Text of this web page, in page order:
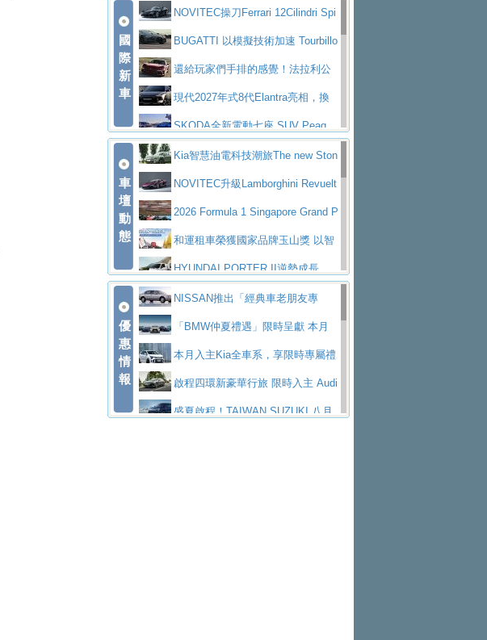
下旬問世！2024第六屆ISUZU運轉職人挑戰賽
首度前進南台灣熱烈開戰
豪華電能休旅新星 Audi Q4 Sportba
ck 55 e-tron S lineScania Taiwan 逆風而行，加深力
道投資布局
升
MATIC Electric 登場
奢華與科技大躍進，MAZDA全新3
代CX-5全方位進化提前亮相並展開預售94.9
萬起
馬自達公布 2027 年式 MX-5 更
新，新增 Yakudo 特別版
Skoda Peaq 發表全新電動動力系
統 最長續航逾 640 公里、支援雙向供電
BMW M2 首度導入 xDrive 四驅，
美國與瑞士需求成關鍵推手
The all-new T-Roc 魅力 自成焦點
Maserati GT2 Stradale「Tribute to
MC12」全球首度亮相
迎接 RANGE ROVER 品牌家族第
五位成員 全新 RANGE ROVER GT 預告登
場
造型華麗時尚、科技座艙再進化，P
eugeot 208小改款發表上市94.8萬起
國
際
新
車
NOVITEC操刀Ferrari 12Cilindri Spi
der 碳纖維空力、鍛造輪圈與Inconel排氣
上身
BUGATTI 以模擬技術加速 Tourbillo
n 動態開發還給玩家們手排的感覺！法拉利公
布12Cilidri Manaule手排超跑產品細節
現代2027年式8代Elantra亮相，換
裝更銳利的造型、更先進的資訊娛樂系統及
更高效的動力
SKODA全新電動七座 SUV Peaq
問世，擁有品牌史上最寬敞且豪華的座艙
AUDI推出首款高性能油電超跑Nuvo
lari，0到100公里加速2.6秒、極速350公里
／小時
百年三叉戟傳奇再啟程 Maserati 重
返 1000 Miglia 傳承競速榮耀
法拉利首款純電跑車Luce亮相，最
大馬力超過1000匹並具備530公里最大續航
里程
小車大空間、座艙科技更先進，SK
ODA發表全新純電跨界休旅Eipq祭平民化車
價89萬起
賓士AMG.EA專屬平台首作，Merc
edes-AMG 全新GT 4-Door Coupe全球首發
福斯推出首款GTI純電性能掀背ID.
Polo GTI，擁有226匹馬力和零百加速 6.8
秒的實力
Jaguar 公布四門 GT車款正式車名
為JAGUAR TYPE 01
終於跟上進度，LEXUS發表首款三
排六座純電旗艦休旅 TZ
有錢也買不到的Golf R！福斯打造
全新Golf R 24h賽車將挑戰紐柏林24小時耐
SKODA公布全新小型純電跨界休旅
車
壇
動
態
Kia智慧油電科技潮旅The new Ston
ic 1-7月累計銷量創歷史新高
NOVITEC升級Lamborghini Revuelt
o 綜效輸出增至1,048匹
2026 Formula 1 Singapore Grand P
rix 新加坡大獎賽 Audi 極速之旅開放報名
和運租車榮獲國家品牌玉山獎 以智
慧移動與綠能創新
HYUNDAI PORTER II逆勢成長，
勇奪中型貨車銷售冠軍
父親節霸氣獻禮！PGO 威力125 最
低入手價 $60,900 起 省油ｘ安全ｘ大空間
陪爸爸輕鬆
福斯商旅挺頭家 推出「德系質感 精
算圓夢」專案yundai推出AllDayEnergy能源服
務 讓電動車化身行動儲能系統
NISSAN X-TRAIL 上市首月銷量
躋身同級前3名Toyota歐洲純電車銷量翻倍 2026
優
惠
情
報
NISSAN推出「經典車老朋友專
案」 以匠人精神煥新珍品座駕
「BMW仲夏禮遇」限時呈獻 本月
入主即享尊榮豪華五星假期 多元優購方案
同步實施
本月入主Kia全車系，享限時專屬禮
遇 啟程四環新豪華行旅 限時入主 Audi
A6 旗艦陣容 低月付5,888元起及3 年乙式險
盛夏啟程！TAIWAN SUZUKI 八月